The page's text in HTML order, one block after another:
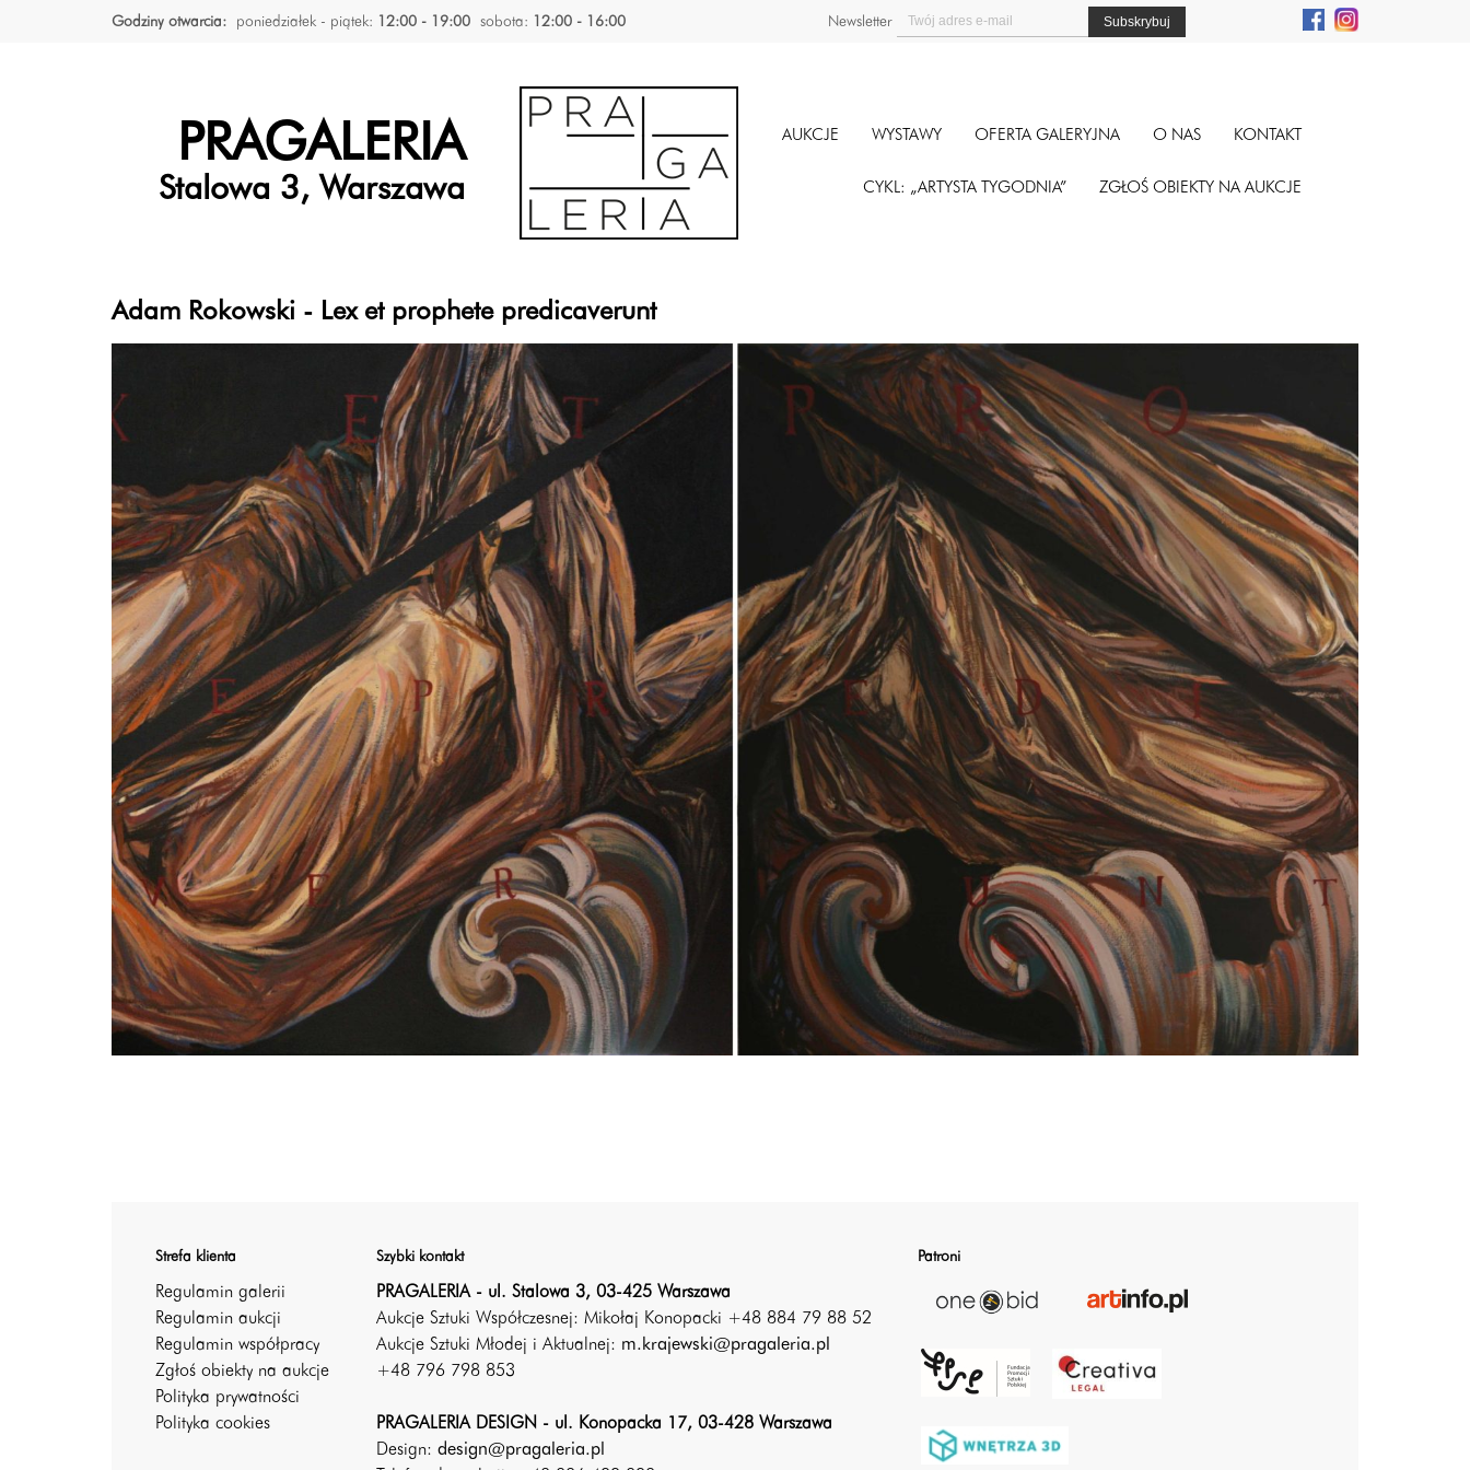
Godziny otwarcia: poniedziałek - piątek: 12:00 - 19:00 sobota: 12:00 - 16:00 Newsletter
PRAGALERIA
Stalowa 3, Warszawa
AUKCJE WYSTAWY OFERTA GALERYJNA O NAS KONTAKT
CYKL: „ARTYSTA TYGODNIA” ZGŁOŚ OBIEKTY NA AUKCJE
Adam Rokowski - Lex et prophete predicaverunt
Strefa klienta
Regulamin galerii
Regulamin aukcji
Regulamin współpracy
Zgłoś obiekty na aukcje
Polityka prywatności
Polityka cookies
Szybki kontakt
PRAGALERIA - ul. Stalowa 3, 03-425 Warszawa
Aukcje Sztuki Współczesnej: Mikołaj Konopacki +48 884 79 88 52
Aukcje Sztuki Młodej i Aktualnej: m.krajewski@pragaleria.pl
+48 796 798 853
PRAGALERIA DESIGN - ul. Konopacka 17, 03-428 Warszawa
Design: design@pragaleria.pl
Patroni